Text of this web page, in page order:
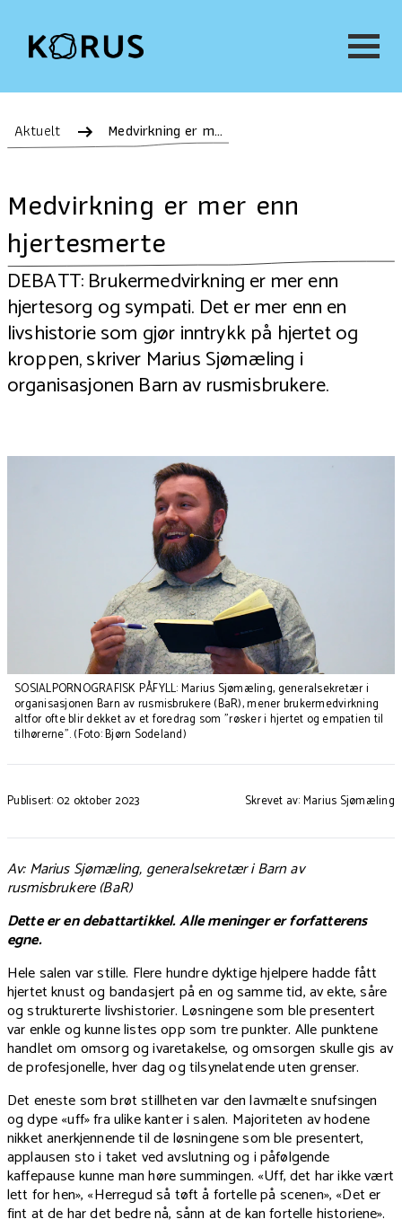
Aktuelt Medvirkning er mer enn hjertesmerte
Medvirkning er mer enn
hjertesmerte
DEBATT: Brukermedvirkning er mer enn
hjertesorg og sympati. Det er mer enn en
livshistorie som gjør inntrykk på hjertet og
kroppen, skriver Marius Sjømæling i
organisasjonen Barn av rusmisbrukere.
SOSIALPORNOGRAFISK PÅFYLL: Marius Sjømæling, generalsekretær i
organisasjonen Barn av rusmisbrukere (BaR), mener brukermedvirkning
altfor ofte blir dekket av et foredrag som "røsker i hjertet og empatien til
tilhørerne". (Foto: Bjørn Sodeland)
Publisert: 02 oktober 2023 Skrevet av: Marius Sjømæling
Av: Marius Sjømæling, generalsekretær i Barn av
rusmisbrukere (BaR)
Dette er en debattartikkel. Alle meninger er forfatterens
egne.
Hele salen var stille. Flere hundre dyktige hjelpere hadde fått
hjertet knust og bandasjert på en og samme tid, av ekte, såre
og strukturerte livshistorier. Løsningene som ble presentert
var enkle og kunne listes opp som tre punkter. Alle punktene
handlet om omsorg og ivaretakelse, og omsorgen skulle gis av
de profesjonelle, hver dag og tilsynelatende uten grenser.
Det eneste som brøt stillheten var den lavmælte snufsingen
og dype «uff» fra ulike kanter i salen. Majoriteten av hodene
nikket anerkjennende til de løsningene som ble presentert,
applausen sto i taket ved avslutning og i påfølgende
kaffepause kunne man høre summingen. «Uff, det har ikke vært
lett for hen», «Herregud så tøft å fortelle på scenen», «Det er
fint at de har det bedre nå, sånn at de kan fortelle historiene».